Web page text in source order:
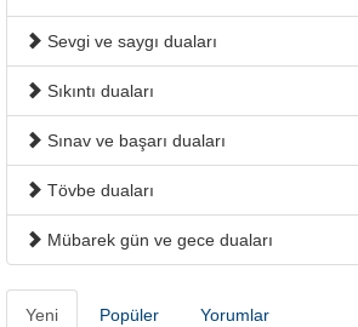
Sevgi ve saygı duaları
Sıkıntı duaları
Sınav ve başarı duaları
Tövbe duaları
Mübarek gün ve gece duaları
Yeni Popüler Yorumlar